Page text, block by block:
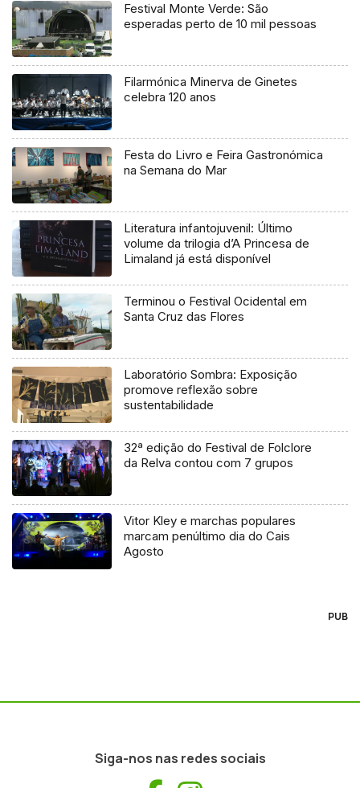
Festival Monte Verde: São
esperadas perto de 10 mil pessoas
Filarmónica Minerva de Ginetes
celebra 120 anos
Festa do Livro e Feira Gastronómica
na Semana do Mar
Literatura infantojuvenil: Último
volume da trilogia d’A Princesa de
Limaland já está disponível
Terminou o Festival Ocidental em
Santa Cruz das Flores
Laboratório Sombra: Exposição
promove reflexão sobre
sustentabilidade
32ª edição do Festival de Folclore
da Relva contou com 7 grupos
Vitor Kley e marchas populares
marcam penúltimo dia do Cais
Agosto
PUB
Siga-nos nas redes sociais